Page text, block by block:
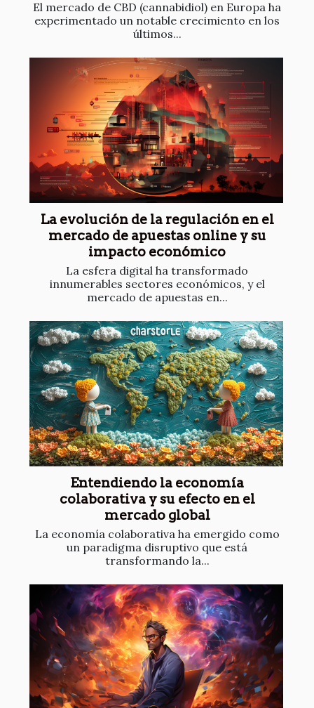
El mercado de CBD (cannabidiol) en Europa ha
experimentado un notable crecimiento en los
últimos...
La evolución de la regulación en el
mercado de apuestas online y su
impacto económico
La esfera digital ha transformado
innumerables sectores económicos, y el
mercado de apuestas en...
Entendiendo la economía
colaborativa y su efecto en el
mercado global
La economía colaborativa ha emergido como
un paradigma disruptivo que está
transformando la...